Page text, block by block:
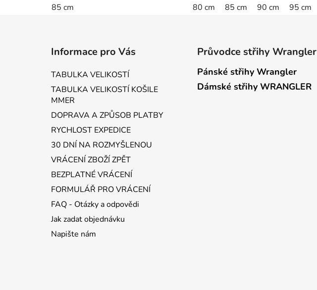
85 cm 80 cm 85 cm 90 cm 95 cm
Informace pro Vás
TABULKA VELIKOSTÍ
TABULKA VELIKOSTÍ KOŠILE
MMER
DOPRAVA A ZPŮSOB PLATBY
RYCHLOST EXPEDICE
30 DNÍ NA ROZMYŠLENOU
VRÁCENÍ ZBOŽÍ ZPĚT
BEZPLATNÉ VRÁCENÍ
FORMULÁŘ PRO VRÁCENÍ
FAQ - Otázky a odpovědi
Jak zadat objednávku
Napište nám
Průvodce střihy Wrangler
Pánské střihy Wrangler
Dámské střihy WRANGLER